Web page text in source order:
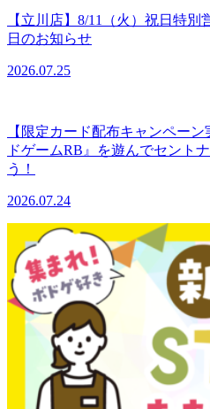
【立川店】8/11（火）祝日特
日のお知らせ
2026.07.25
【限定カード配布キャンペー
ドゲームRB』を遊んでセント
う！
2026.07.24